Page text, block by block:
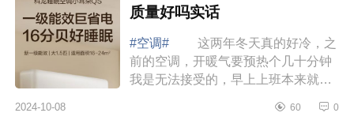
质量好吗实话
#空调#
这两年冬天真的好冷，之
前的空调，开暖气要预热个几十分钟
我是无法接受的，早上上班本来就冷
也迟到了，还好遇到了科龙空调，下
2024-10-08 60 0